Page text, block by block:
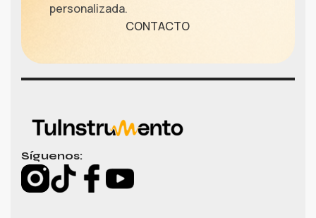
personalizada.
CONTACTO
Síguenos: